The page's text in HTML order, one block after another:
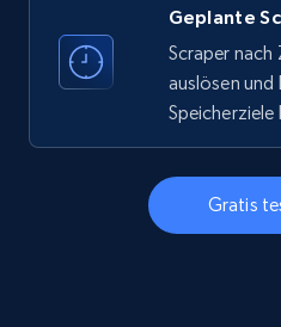
business account, Is
verified, and more.
3.5K+
Instagram - Profiles -
Geplante
Scraper nach
auslösen und
Speicherziele
Gratis